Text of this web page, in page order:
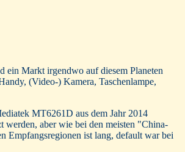
ein Markt irgendwo auf diesem Planeten
(Video-) Kamera, Taschenlampe,
MT6261D aus dem Jahr 2014
werden, aber wie bei den meisten "China-
Empfangsregionen ist lang, default war bei